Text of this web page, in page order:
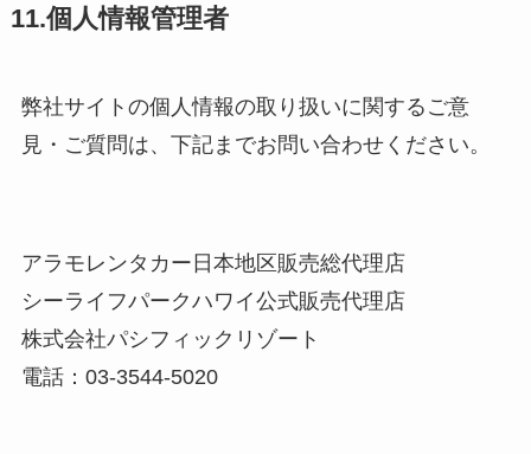
11.個人情報管理者
弊社サイトの個人情報の取り扱いに関するご意
見・ご質問は、下記までお問い合わせください。
アラモレンタカー日本地区販売総代理店
シーライフパークハワイ公式販売代理店
株式会社パシフィックリゾート
電話：03-3544-5020